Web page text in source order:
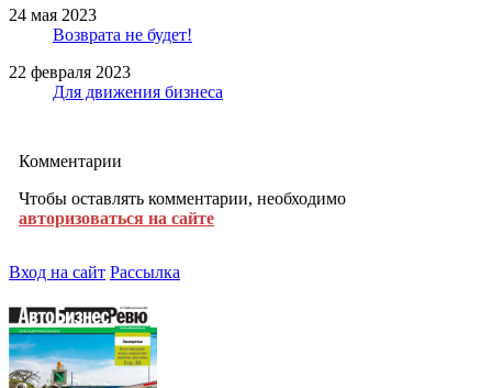
24 мая 2023
Возврата не будет!
22 февраля 2023
Для движения бизнеса
Комментарии
Чтобы оставлять комментарии, необходимо
авторизоваться на сайте
Вход на сайт Рассылка